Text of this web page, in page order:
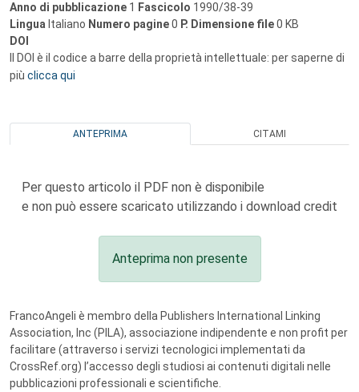
Anno di pubblicazione 1 Fascicolo 1990/38-39
Lingua Italiano Numero pagine0 P. Dimensione file0 KB
DOI
Il DOI è il codice a barre della proprietà intellettuale: per saperne di
più clicca qui
ANTEPRIMA CITAMI
Per questo articolo il PDF non è disponibile
e non può essere scaricato utilizzando i download credit
Anteprima non presente
FrancoAngeli è membro della Publishers International Linking
Association, Inc (PILA), associazione indipendente e non profit per
facilitare (attraverso i servizi tecnologici implementati da
CrossRef.org) l’accesso degli studiosi ai contenuti digitali nelle
pubblicazioni professionali e scientifiche.